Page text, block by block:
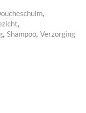
,
,
, Shampoo, Verzorging